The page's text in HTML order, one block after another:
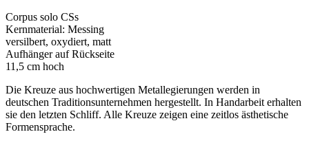
Corpus solo CSs
Kernmaterial: Messing
versilbert, oxydiert, matt
Aufhänger auf Rückseite
11,5 cm hoch
Die Kreuze aus hochwertigen Metallegierungen werden in
deutschen Traditionsunternehmen hergestellt. In Handarbeit erhalten
sie den letzten Schliff. Alle Kreuze zeigen eine zeitlos ästhetische
Formensprache.